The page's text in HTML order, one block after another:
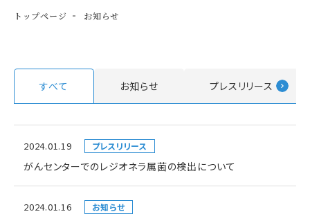
トップページ お知らせ
すべて お知らせ プレスリリース
2024.01.19 プレスリリース
がんセンターでのレジオネラ属菌の検出について
2024.01.16 お知らせ